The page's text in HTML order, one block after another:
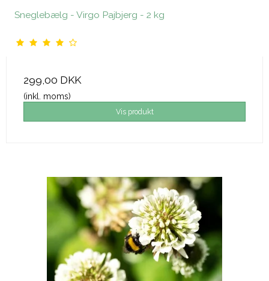
Sneglebælg - Virgo Pajbjerg - 2 kg
299,00 DKK
(inkl. moms)
Vis produkt